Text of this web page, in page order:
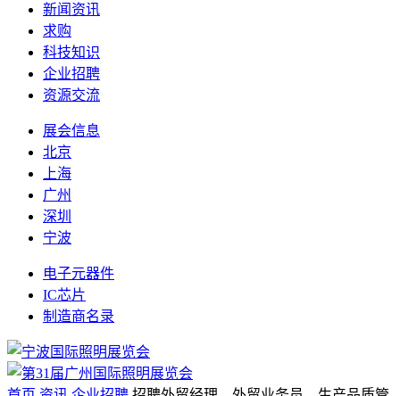
新闻资讯
求购
科技知识
企业招聘
资源交流
展会信息
北京
上海
广州
深圳
宁波
电子元器件
IC芯片
制造商名录